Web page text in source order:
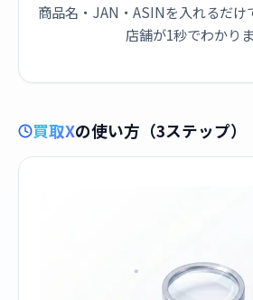
商品名・JAN・ASINを入れるだけ
店舗が1秒でわかりま
買取Xの使い方（3ステップ）